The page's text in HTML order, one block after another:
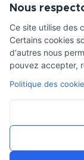
Lexique
Comment choisir
INFORMATIONS
Mentions légales
Nous
Ce site utilise des
Certains cookies
d'autres nous
pouvez accepter,
Politique des